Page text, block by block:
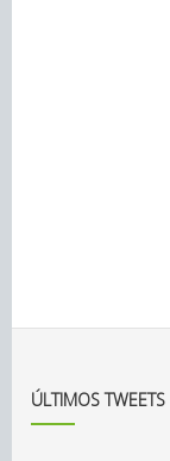
ÚLTIMOS TWEETS